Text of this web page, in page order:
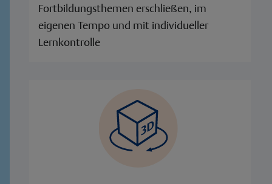
Fortbildungsthemen erschließen, im
eigenen Tempo und mit individueller
Lernkontrolle